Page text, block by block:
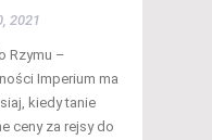
2021
Rzymu –
Imperium ma
kiedy tanie
ceny za rejsy do